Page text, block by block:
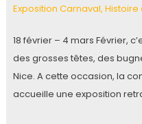
Exposition Carnaval,
18 février – 4 mars Février,
des grosses têtes, des
Nice. A cette occasion, la
accueille une exposition